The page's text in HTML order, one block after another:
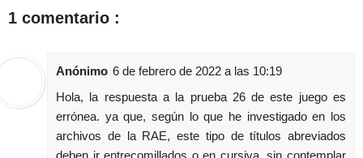
1 comentario :
Anónimo 6 de febrero de 2022 a las 10:19
Hola, la respuesta a la prueba 26 de este juego es
errónea. ya que, según lo que he investigado en los
archivos de la RAE, este tipo de títulos abreviados
deben ir entrecomillados o en cursiva, sin contemplar